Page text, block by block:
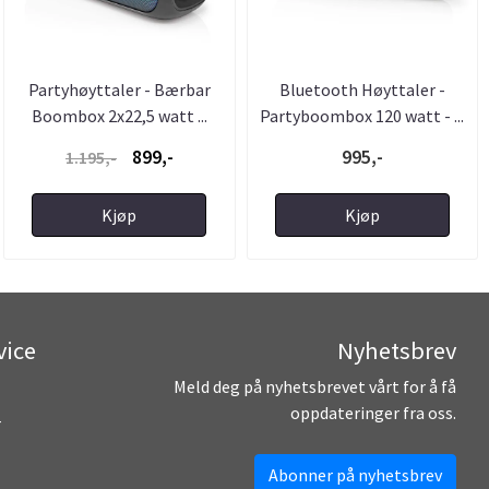
Partyhøyttaler - Bærbar
Boombox 2x22,5 watt ...
1.195,-
899,-
Kjøp
Bluetooth Høyttaler -
Partyboombox 120 watt - ...
995,-
Kjøp
Nyhetsbrev
Meld deg på nyhetsbrevet vårt for å få
oppdateringer fra oss.
Abonner på nyhetsbrev